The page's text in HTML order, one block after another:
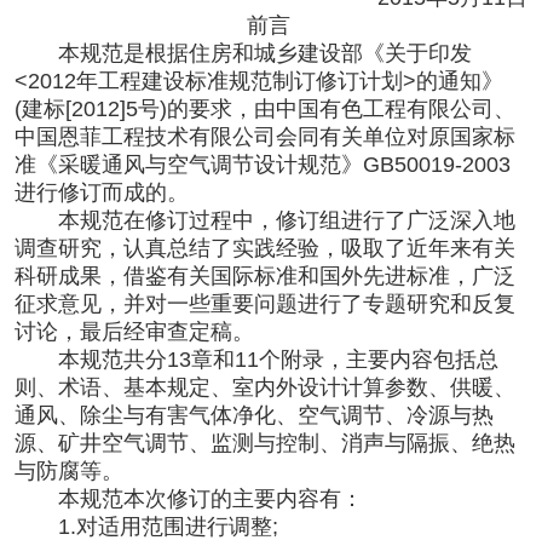
前言
本规范是根据住房和城乡建设部《关于印发
<2012年工程建设标准规范制订修订计划>的通知》
(建标[2012]5号)的要求，由中国有色工程有限公司、
中国恩菲工程技术有限公司会同有关单位对原国家标
准《采暖通风与空气调节设计规范》GB50019-2003
进行修订而成的。
本规范在修订过程中，修订组进行了广泛深入地
调查研究，认真总结了实践经验，吸取了近年来有关
科研成果，借鉴有关国际标准和国外先进标准，广泛
征求意见，并对一些重要问题进行了专题研究和反复
讨论，最后经审查定稿。
本规范共分13章和11个附录，主要内容包括总
则、术语、基本规定、室内外设计计算参数、供暖、
通风、除尘与有害气体净化、空气调节、冷源与热
源、矿井空气调节、监测与控制、消声与隔振、绝热
与防腐等。
本规范本次修订的主要内容有：
1.对适用范围进行调整;